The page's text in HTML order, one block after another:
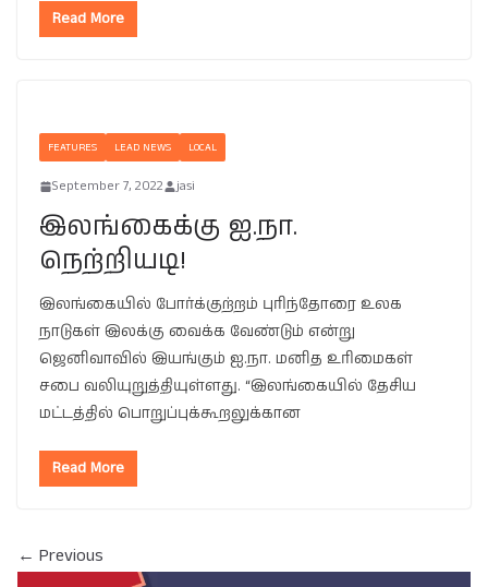
Read More
FEATURES LEAD NEWS LOCAL
September 7, 2022 jasi
இலங்கைக்கு ஐ.நா.
நெற்றியடி!
இலங்கையில் போர்க்குற்றம் புரிந்தோரை உலக
நாடுகள் இலக்கு வைக்க வேண்டும் என்று
ஜெனிவாவில் இயங்கும் ஐ.நா. மனித உரிமைகள்
சபை வலியுறுத்தியுள்ளது. “இலங்கையில் தேசிய
மட்டத்தில் பொறுப்புக்கூறலுக்கான
Read More
← Previous